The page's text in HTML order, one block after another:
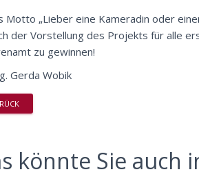
Motto „Lieber eine Kameradin oder
der Vorstellung des Projekts für alle
zu gewinnen!
Gerda Wobik
könnte Sie auch